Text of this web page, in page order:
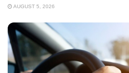
AUGUST 5, 2026